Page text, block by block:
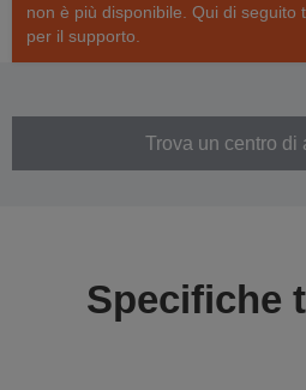
non è più disponibile. Qui di seguito
per il supporto.
Trova un centro di
Specifiche